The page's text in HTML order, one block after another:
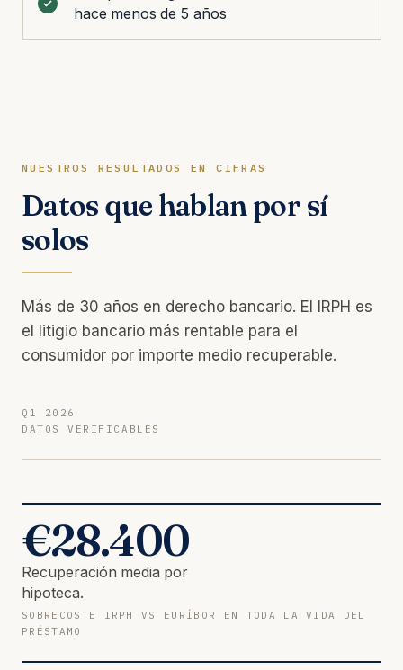
hace menos de 5 años
NUESTROS RESULTADOS EN CIFRAS
Datos que hablan por sí
solos
Más de 30 años en derecho bancario. El IRPH es
el litigio bancario más rentable para el
consumidor por importe medio recuperable.
Q1 2026
DATOS VERIFICABLES
€28.400
Recuperación media por
hipoteca.
SOBRECOSTE IRPH VS EURÍBOR EN TODA LA VIDA DEL
PRÉSTAMO